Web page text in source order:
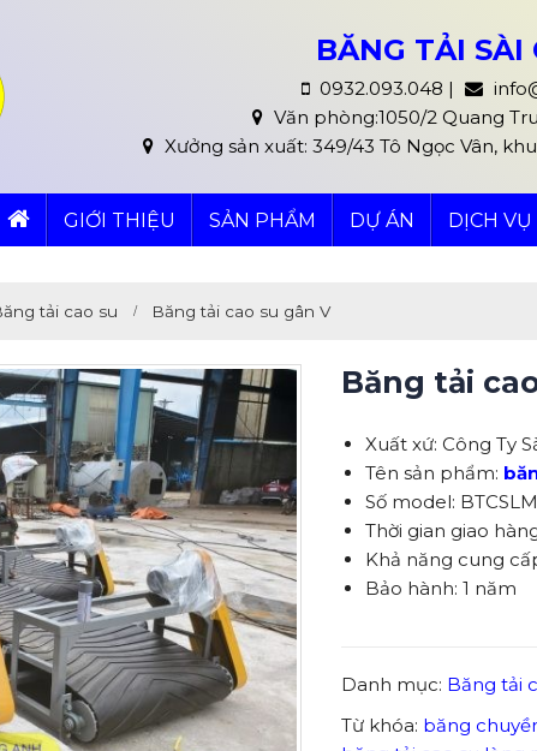
BĂNG TẢI SÀI
0932.093.048 |
Văn phòng:1050/2 Quang
Xưởng sản xuất: 349/43 Tô Ngọc Vân,
GIỚI THIỆU SẢN PHẨM DỰ ÁN DỊCH VỤ
tải cao su Băng tải cao su gân V
Băng tải
Xuất xứ: Công Ty
Tên sản phẩm:
Số model:
Thời gian giao
Khả năng cung
Bảo hành: 1 năm
Danh mục: Băng tải
Từ khóa: băng